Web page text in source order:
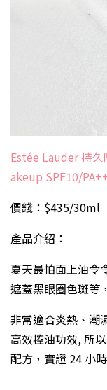
Estée Lauder 持
akeup SPF10/
價錢：$435/30ml
產品介紹：
夏天最怕面上油令
遮蓋黑眼圈色斑等
非常適合炎熱、潮
高效控油功效, 所
配方，實證 24 小